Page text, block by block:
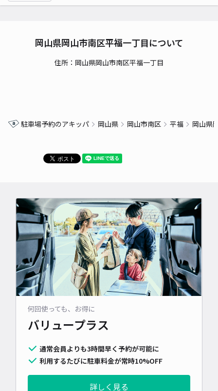
岡山県岡山市南区平福一丁目について
住所：岡山県岡山市南区平福一丁目
駐車場予約のアキッパ 岡山県 岡山市南区 平福 岡山県
何回使っても、お得に
バリュープラス
通常会員よりも3時間早く予約が可能に
利用するたびに駐車料金が常時10%OFF
詳しく見る